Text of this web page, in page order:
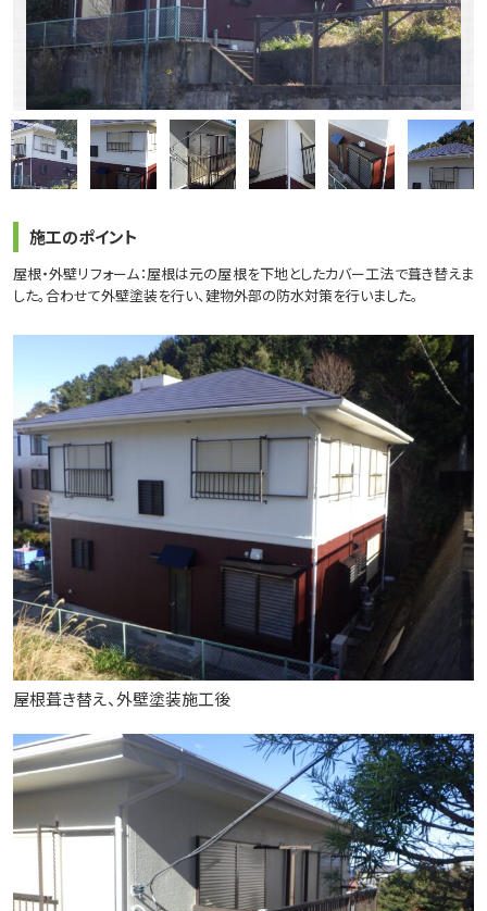
施工のポイント
屋根・外壁リフォーム：屋根は元の屋根を下地としたカバー工法で葺き替えま
した。合わせて外壁塗装を行い、建物外部の防水対策を行いました。
屋根葺き替え、外壁塗装施工後